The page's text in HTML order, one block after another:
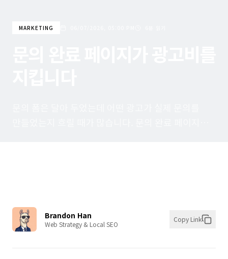
MARKETING
Brandon Han
Web Strategy & Local SEO
Copy Link